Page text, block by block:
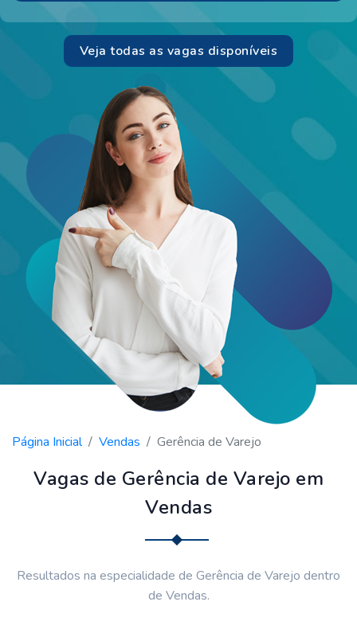
Veja todas as vagas disponíveis
Página Inicial Vendas Gerência de Varejo
Vagas de Gerência de Varejo em
Vendas
Resultados na especialidade de Gerência de Varejo dentro
de Vendas.